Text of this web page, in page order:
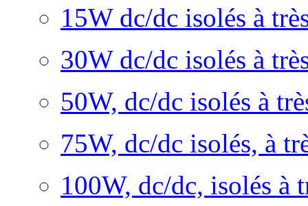
15W dc/dc isolés à
30W dc/dc isolés à
50W, dc/dc isolés à
75W, dc/dc isolés, à
100W, dc/dc, isolés à